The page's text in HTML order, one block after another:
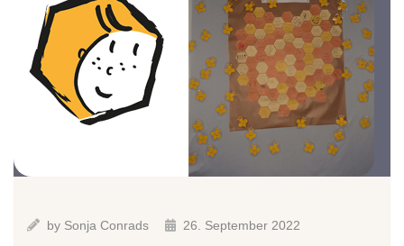
by Sonja Conrads 26. September 2022